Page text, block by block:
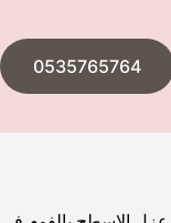
0535765764